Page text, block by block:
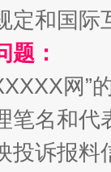
定和国
题：
网”
笔名和
投诉报